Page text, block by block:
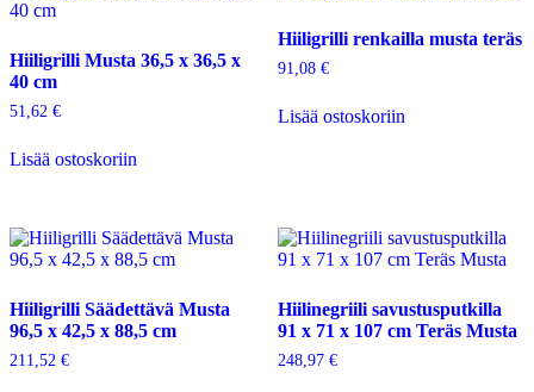
Hiiligrilli Musta 36,5 x 36,5 x
40 cm
51,62 €
Lisää ostoskoriin
Hiiligrilli renkailla musta teräs
91,08 €
Lisää ostoskoriin
Hiiligrilli Säädettävä Musta
96,5 x 42,5 x 88,5 cm
211,52 €
Hiilinegriili savustusputkilla
91 x 71 x 107 cm Teräs Musta
248,97 €